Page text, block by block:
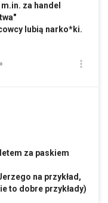
m.in. za handel
lubią narko*ki.
za paskiem
na przykład,
to dobre przykłady)